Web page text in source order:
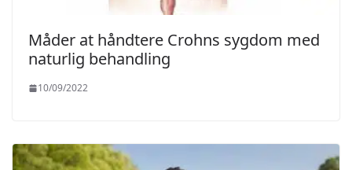
Måder at håndtere Crohns sygdom med
naturlig behandling
10/09/2022